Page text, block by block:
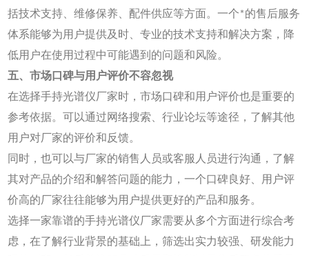
括技术支持、维修保养、配件供应等方面。一个*的售后服务
体系能够为用户提供及时、专业的技术支持和解决方案，降
低用户在使用过程中可能遇到的问题和风险。
五、市场口碑与用户评价不容忽视
在选择手持光谱仪厂家时，市场口碑和用户评价也是重要的
参考依据。可以通过网络搜索、行业论坛等途径，了解其他
用户对厂家的评价和反馈。
同时，也可以与厂家的销售人员或客服人员进行沟通，了解
其对产品的介绍和解答问题的能力，一个口碑良好、用户评
价高的厂家往往能够为用户提供更好的产品和服务。
选择一家靠谱的手持光谱仪厂家需要从多个方面进行综合考
虑，在了解行业背景的基础上，筛选出实力较强、研发能力